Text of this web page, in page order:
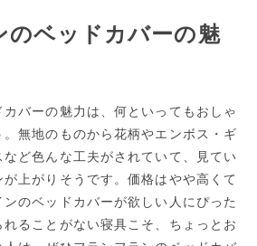
のベッドカバーの魅
バーの魅力は、何といってもおしゃ
無地のものから花柄やエンボス・ギ
など色んな工夫がされていて、見てい
上がりそうです。価格はやや高くて
のベッドカバーが欲しい人にぴった
れることがない寝具こそ、ちょっとお